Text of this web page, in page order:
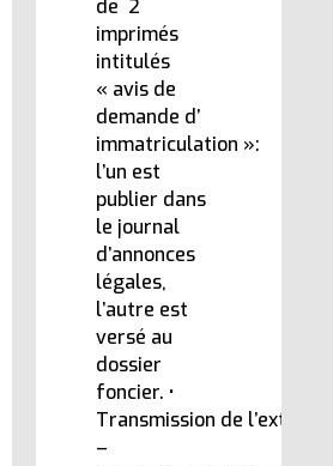
de 2
imprimés
intitulés
« avis de
demande d’
immatriculation »:
l’un est
publier dans
le journal
d’annonces
légales,
l’autre est
versé au
dossier
foncier. •
Transmission de l’extrait
–